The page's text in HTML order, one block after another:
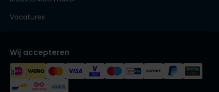
Vacatures
Wij accepteren